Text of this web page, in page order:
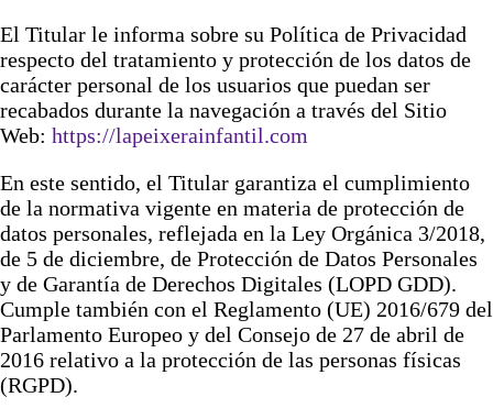
El Titular le informa sobre su Política de Privacidad
respecto del tratamiento y protección de los datos de
carácter personal de los usuarios que puedan ser
recabados durante la navegación a través del Sitio
Web: https://lapeixerainfantil.com
En este sentido, el Titular garantiza el cumplimiento
de la normativa vigente en materia de protección de
datos personales, reflejada en la Ley Orgánica 3/2018,
de 5 de diciembre, de Protección de Datos Personales
y de Garantía de Derechos Digitales (LOPD GDD).
Cumple también con el Reglamento (UE) 2016/679 del
Parlamento Europeo y del Consejo de 27 de abril de
2016 relativo a la protección de las personas físicas
(RGPD).
INICIO
CUMPLEAÑOS
NOSOTROS
GALERÍA
CONTACTO